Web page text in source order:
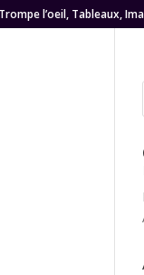
l’oeil, Tableaux,